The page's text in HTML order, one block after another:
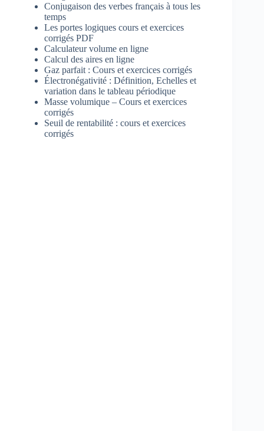
Conjugaison des verbes français à tous les
temps
Les portes logiques cours et exercices
corrigés PDF
Calculateur volume en ligne
Calcul des aires en ligne
Gaz parfait : Cours et exercices corrigés
Électronégativité : Définition, Echelles et
variation dans le tableau périodique
Masse volumique – Cours et exercices
corrigés
Seuil de rentabilité : cours et exercices
corrigés